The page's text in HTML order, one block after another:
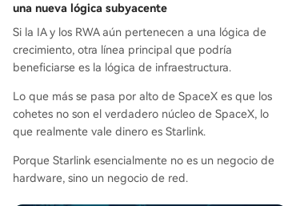
una nueva lógica subyacente
Si la IA y los RWA aún pertenecen a una lógica de
crecimiento, otra línea principal que podría
beneficiarse es la lógica de infraestructura.
Lo que más se pasa por alto de SpaceX es que los
cohetes no son el verdadero núcleo de SpaceX, lo
que realmente vale dinero es Starlink.
Porque Starlink esencialmente no es un negocio de
hardware, sino un negocio de red.